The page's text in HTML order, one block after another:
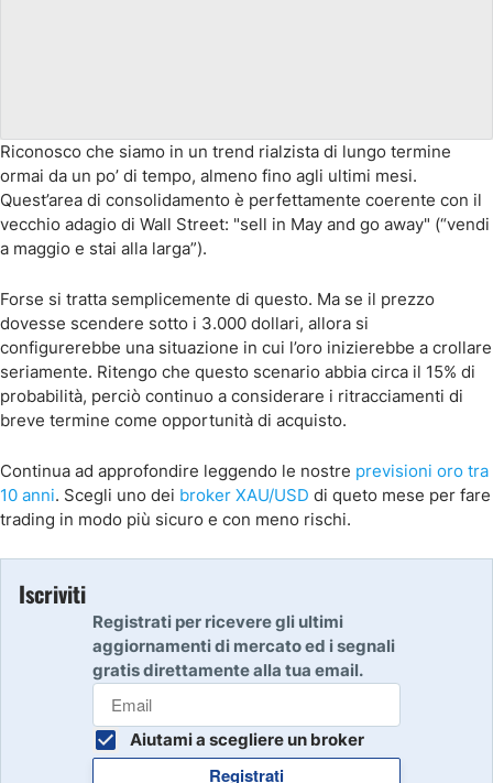
Riconosco che siamo in un trend rialzista di lungo termine
ormai da un po’ di tempo, almeno fino agli ultimi mesi.
Quest’area di consolidamento è perfettamente coerente con il
vecchio adagio di Wall Street: "sell in May and go away" (“vendi
a maggio e stai alla larga”).
Forse si tratta semplicemente di questo. Ma se il prezzo
dovesse scendere sotto i 3.000 dollari, allora si
configurerebbe una situazione in cui l’oro inizierebbe a crollare
seriamente. Ritengo che questo scenario abbia circa il 15% di
probabilità, perciò continuo a considerare i ritracciamenti di
breve termine come opportunità di acquisto.
Continua ad approfondire leggendo le nostre previsioni oro tra
10 anni. Scegli uno dei broker XAU/USD di queto mese per fare
trading in modo più sicuro e con meno rischi.
Iscriviti
Registrati per ricevere gli ultimi
aggiornamenti di mercato ed i segnali
gratis direttamente alla tua email.
Aiutami a scegliere un broker
Registrati